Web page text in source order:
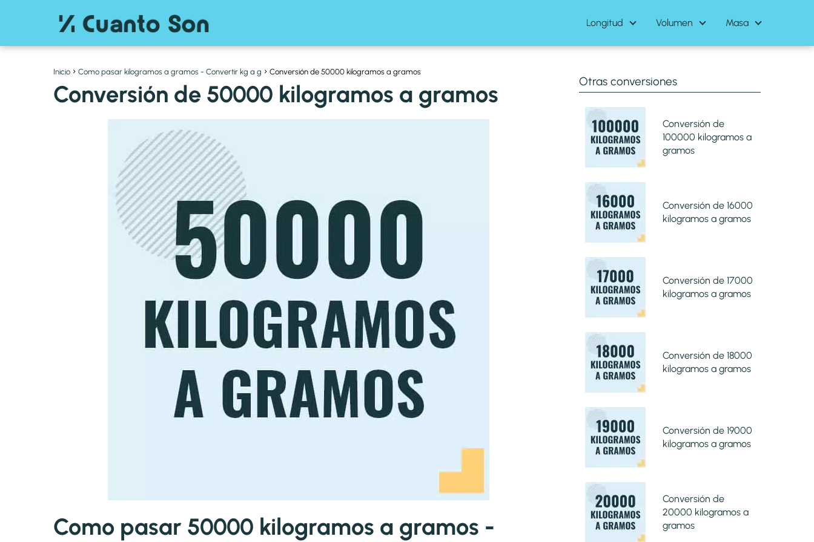
Longitud Volumen Masa
Inicio Como pasar kilogramos a gramos - Convertir kg a g Conversión de 50000 kilogramos a gramos
Conversión de 50000 kilogramos a gramos
Como pasar 50000 kilogramos a gramos -
Otras conversiones
Conversión de
100000 kilogramos a
gramos
Conversión de 16000
kilogramos a gramos
Conversión de 17000
kilogramos a gramos
Conversión de 18000
kilogramos a gramos
Conversión de 19000
kilogramos a gramos
Conversión de
20000 kilogramos a
gramos